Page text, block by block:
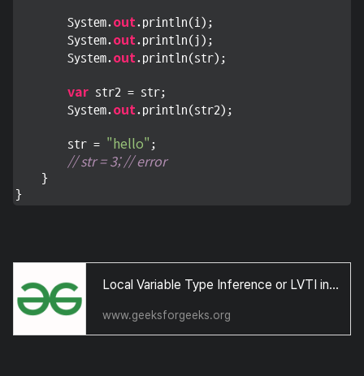
        System.
out.println(i);
        System.
out.println(j);
        System.
out.println(str);
var str2 = str;
        System.
out.println(str2);
        str =
"hello" ;
// str = 3; // error
    }
}
Local Variable Type Inference or LVTI in Java 10 - GeeksforGeeks
www.geeksforgeeks.org